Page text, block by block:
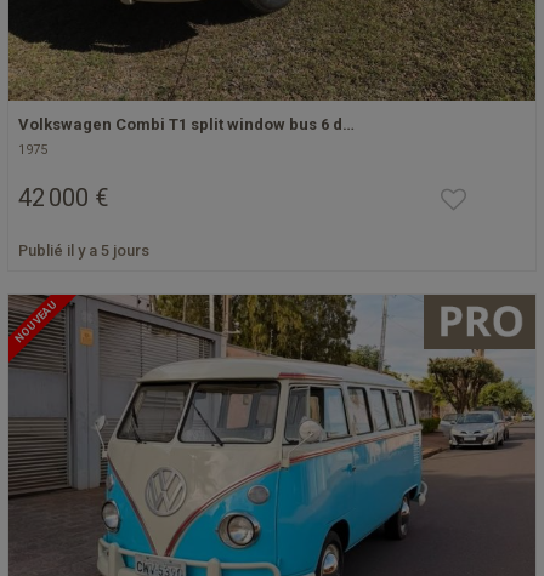
Volkswagen Combi T1 split window bus 6 d…
1975
42 000 €
Publié il y a 5 jours
NOUVEAU